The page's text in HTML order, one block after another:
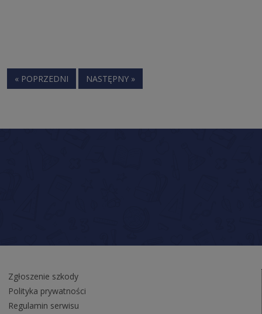
« POPRZEDNI NASTĘPNY »
Zgłoszenie szkody
Polityka prywatności
Regulamin serwisu